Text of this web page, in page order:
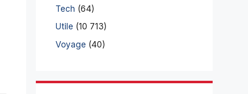
Tech (64)
Utile (10 713)
Voyage (40)